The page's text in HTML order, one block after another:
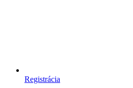
Registrácia